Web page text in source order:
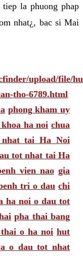
la phuong phap
nhat¿, bac si Mai
upload/file/
tho-6789.html
phong kham uy
ha noi chua
tai Ha Noi
tot nhat tai Ha
vien nao gia
tri o dau chi
ha noi o dau tot
pha thai bang
o ha noi hut
o dau tot nhat